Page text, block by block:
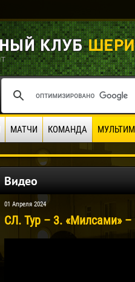
МАТЧИ КОМАНДА
Видео
01 Апреля 2024
СЛ. Тур – 3. «Милсами»